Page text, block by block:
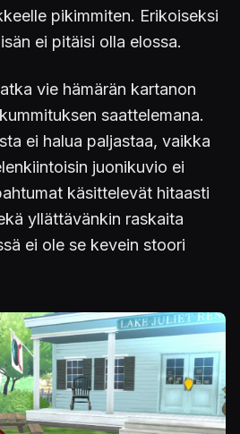
pikimmiten. Erikoiseksi
ei pitäisi olla elossa.
vie hämärän kartanon
saattelemana.
ei halua paljastaa, vaikka
juonikuvio ei
käsittelevät hitaasti
yllättävänkin raskaita
ei ole se kevein stoori